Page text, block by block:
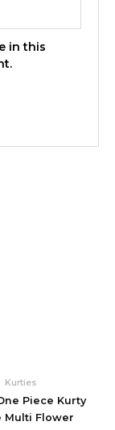
in this
Kurties
Piece Kurty
Multi Flower